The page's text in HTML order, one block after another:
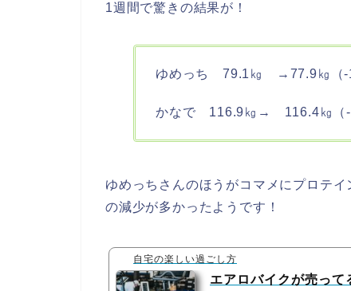
1週間で驚きの結果が！
ゆめっち 79.1㎏ →77.9㎏（-
かなで 116.9㎏→ 116.4㎏（-
ゆめっちさんのほうがコマメにプロテ
の減少が多かったようです！
自宅の楽しい過ごし方
エアロバイクが売って